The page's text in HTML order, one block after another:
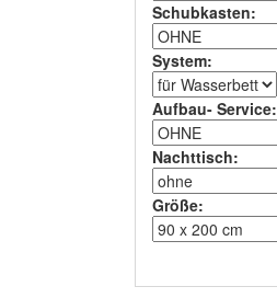
Schubkasten:
System:
Aufbau- Service:
Nachttisch:
Größe: